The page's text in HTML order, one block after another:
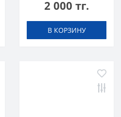
2 000 тг.
В КОРЗИНУ